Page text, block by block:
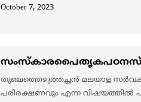
October 7, 2023
സംസ്കാരപൈതൃകപഠനസ്കൂൾ
തുഞ്ചത്തെഴുത്തച്ഛൻ മലയാള
പരിരക്ഷണവും എന്ന വിഷയത്തിൽ